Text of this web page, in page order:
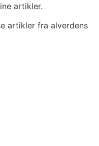
artikler.
artikler fra alverdens